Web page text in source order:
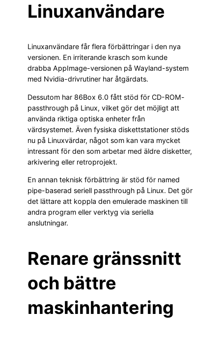
Linuxanvändare
Linuxanvändare får flera förbättringar i den nya
versionen. En irriterande krasch som kunde
drabba AppImage-versionen på Wayland-system
med Nvidia-drivrutiner har åtgärdats.
Dessutom har 86Box 6.0 fått stöd för CD-ROM-
passthrough på Linux, vilket gör det möjligt att
använda riktiga optiska enheter från
värdsystemet. Även fysiska diskettstationer stöds
nu på Linuxvärdar, något som kan vara mycket
intressant för den som arbetar med äldre disketter,
arkivering eller retroprojekt.
En annan teknisk förbättring är stöd för named
pipe-baserad seriell passthrough på Linux. Det gör
det lättare att koppla den emulerade maskinen till
andra program eller verktyg via seriella
anslutningar.
Renare gränssnitt
och bättre
maskinhantering